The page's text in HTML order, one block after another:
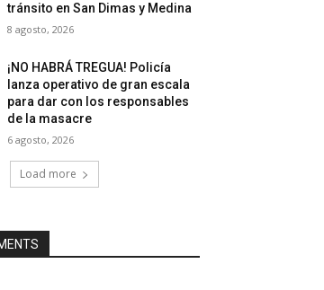
tránsito en San Dimas y Medina
8 agosto, 2026
¡NO HABRÁ TREGUA! Policía
lanza operativo de gran escala
para dar con los responsables
de la masacre
6 agosto, 2026
Load more